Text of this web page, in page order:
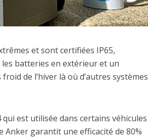
et sont certifiées IP65,
batteries en extérieur et un
de l’hiver là où d’autres systèmes
est utilisée dans certains véhicules
garantit une efficacité de 80%